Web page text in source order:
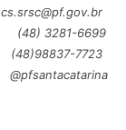
cs.srsc@pf.gov.br
(48) 3281-6699
(48)98837-7723
@pfsantacatarina